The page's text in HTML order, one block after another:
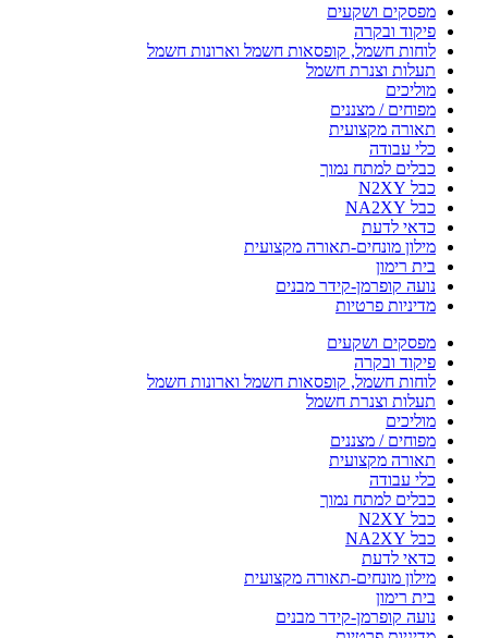
מפסקים ושקעים
פיקוד ובקרה
לוחות חשמל, קופסאות חשמל וארונות חשמל
תעלות וצנרת חשמל
מוליכים
מפוחים / מצננים
תאורה מקצועית
כלי עבודה
כבלים למתח נמוך
כבל N2XY
כבל NA2XY
כדאי לדעת
מילון מונחים-תאורה מקצועית
בית רימון
נועה קופרמן-קידר מבנים
מדיניות פרטיות
מפסקים ושקעים
פיקוד ובקרה
לוחות חשמל, קופסאות חשמל וארונות חשמל
תעלות וצנרת חשמל
מוליכים
מפוחים / מצננים
תאורה מקצועית
כלי עבודה
כבלים למתח נמוך
כבל N2XY
כבל NA2XY
כדאי לדעת
מילון מונחים-תאורה מקצועית
בית רימון
נועה קופרמן-קידר מבנים